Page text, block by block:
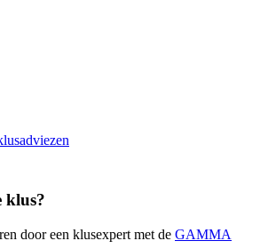
klus?
door een klusexpert met de GAMMA